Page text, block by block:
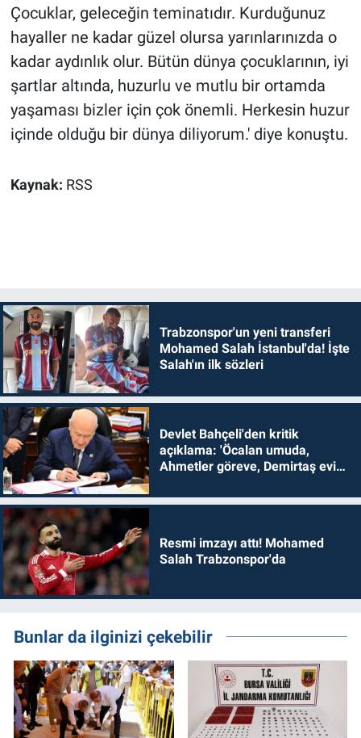
Çocuklar, geleceğin teminatıdır. Kurduğunuz
hayaller ne kadar güzel olursa yarınlarınızda o
kadar aydınlık olur. Bütün dünya çocuklarının, iyi
şartlar altında, huzurlu ve mutlu bir ortamda
yaşaması bizler için çok önemli. Herkesin huzur
içinde olduğu bir dünya diliyorum.' diye konuştu.
Kaynak: RSS
Trabzonspor'un yeni transferi
Mohamed Salah İstanbul'da! İşte
Salah'ın ilk sözleri
Devlet Bahçeli'den kritik
açıklama: 'Öcalan umuda,
Ahmetler göreve, Demirtaş evine
Resmi imzayı attı! Mohamed
Salah Trabzonspor'da
Bunlar da ilginizi çekebilir